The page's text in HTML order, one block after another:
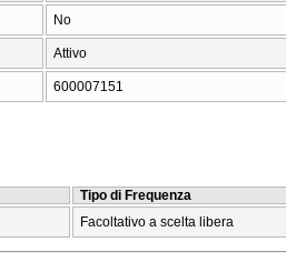
No
Attivo
600007151
Tipo di Frequenza
Facoltativo a scelta libera